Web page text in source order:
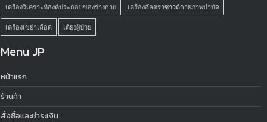
เครื่องวิเคราะห์องค์ประกอบของร่างกาย เครื่องอัลตราซาวด์กายภาพบำบัด
เครื่องเขย่าเลือด เตียงผู้ป่วย
Menu JP
หน้าแรก
ร้านค้า
สั่งซื้อและชำระเงิน